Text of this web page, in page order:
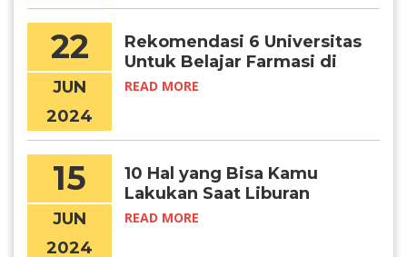
22
JUN
2024
Rekomendasi 6 Universitas
Untuk Belajar Farmasi di
Korea
READ MORE
15
JUN
2024
10 Hal yang Bisa Kamu
Lakukan Saat Liburan
Musim Panas di Korea
READ MORE